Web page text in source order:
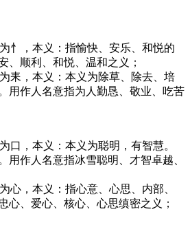
忄，本义：指愉快、安乐、和悦的
、顺利、和悦、温和之义；
耒，本义：本义为除草、除去、培
用作人名意指为人勤恳、敬业、吃苦
口，本义：本义为聪明，有智慧。
用作人名意指冰雪聪明、才智卓越、
心，本义：指心意、心思、内部、
心、爱心、核心、心思缜密之义；